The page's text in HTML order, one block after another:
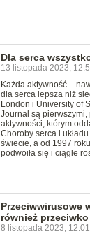
Dla serca
13 listopada 2023,
Każda aktywność –
dla serca lepsza niż
London i University of
Journal są
aktywności, którym
Choroby serca i
świecie, a od 1997
podwoiła się i ciągle
Przeciwwirusowe
również przeciwko
8 listopada 2023, 12:01